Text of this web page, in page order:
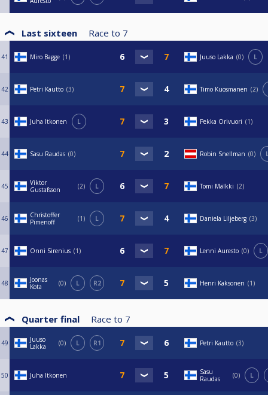
Last sixteen Race to 7
41 Miro Bagge 1 Juuso Lakka 0 L
42 Petri Kautto 3 Timo Kuosmanen 2
43 Juha Itkonen L Pekka Orivuori 1
44 Sasu Raudas 0 Robin Snellman 0
45
Viktor
Gustafsson
2 L Tomi Mälkki 2
46
Christoffer
Pimenoff
1 L Daniela Liljeberg 3
47 Onni Sirenius 1 Lenni Auresto 0 L
48
Joonas
Kota
0 L R2 Henri Kaksonen 1
Quarter final Race to 7
49
Juuso
Lakka
0 L R1 Petri Kautto 3
50 Juha Itkonen
Sasu
Raudas
0 L